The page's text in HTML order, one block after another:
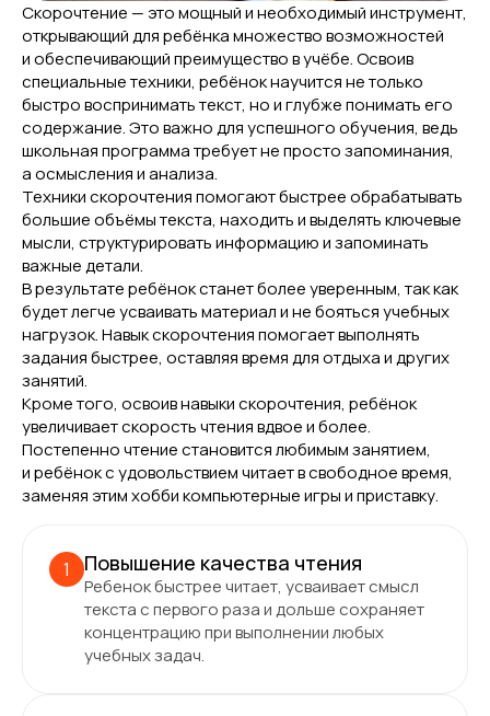
Скорочтение — это мощный и необходимый инструмент,
открывающий для ребёнка множество возможностей
и обеспечивающий преимущество в учёбе. Освоив
специальные техники, ребёнок научится не только
быстро воспринимать текст, но и глубже понимать его
содержание. Это важно для успешного обучения, ведь
школьная программа требует не просто запоминания,
а осмысления и анализа.
Техники скорочтения помогают быстрее обрабатывать
большие объёмы текста, находить и выделять ключевые
мысли, структурировать информацию и запоминать
важные детали.
В результате ребёнок станет более уверенным, так как
будет легче усваивать материал и не бояться учебных
нагрузок. Навык скорочтения помогает выполнять
задания быстрее, оставляя время для отдыха и других
занятий.
Кроме того, освоив навыки скорочтения, ребёнок
увеличивает скорость чтения вдвое и более.
Постепенно чтение становится любимым занятием,
и ребёнок с удовольствием читает в свободное время,
заменяя этим хобби компьютерные игры и приставку.
1 Повышение качества чтения
Ребенок быстрее читает, усваивает смысл
текста с первого раза и дольше сохраняет
концентрацию при выполнении любых
учебных задач.